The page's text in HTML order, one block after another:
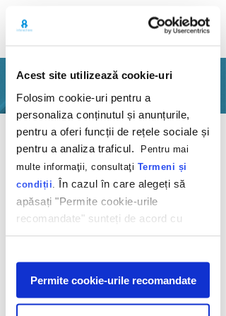
Acest site utilizează cookie-uri
Folosim cookie-uri pentru a
personaliza conținutul și anunțurile,
pentru a oferi funcții de rețele sociale și
pentru a analiza traficul.
Pentru mai
multe informaţii, consultaţi Termeni și
condiții În cazul în care alegeți să
apăsați "Permite cookie-urile
recomandate" sunteți de acord cu
utilizarea modulelor noastre cookie.
Afişare
Permite cookie-urile recomandate
PORTFOLIO
Back
Inspirație clipă de
clipă
Hochland
2013